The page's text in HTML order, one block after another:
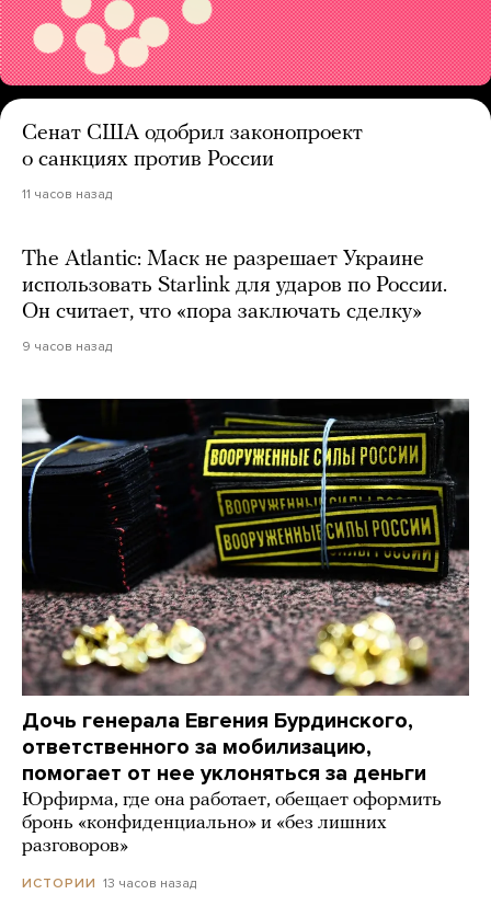
Сенат США одобрил законопроект
о санкциях против России
11 часов назад
The Atlantic: Маск не разрешает Украине
использовать Starlink для ударов по России.
Он считает, что «пора заключать сделку»
9 часов назад
Дочь генерала Евгения Бурдинского,
ответственного за мобилизацию,
помогает от нее уклоняться за деньги
Юрфирма, где она работает, обещает оформить
бронь «конфиденциально» и «без лишних
разговоров»
ИСТОРИИ 13 часов назад